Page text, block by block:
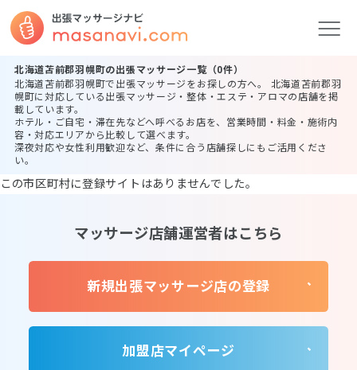
北海道苫前郡羽幌町の出張マッサージ一覧（0件）
北海道苫前郡羽幌町で出張マッサージをお探しの方へ。 北海道苫前郡羽
幌町に対応している出張マッサージ・整体・エステ・アロマの店舗を掲
載しています。
ホテル・ご自宅・滞在先などへ呼べるお店を、営業時間・料金・施術内
容・対応エリアから比較して選べます。
深夜対応や女性利用歓迎など、条件に合う店舗探しにもご活用くださ
い。
この市区町村に登録サイトはありませんでした。
マッサージ店舗運営者はこちら
新規出張マッサージ店の登録
加盟店マイページ